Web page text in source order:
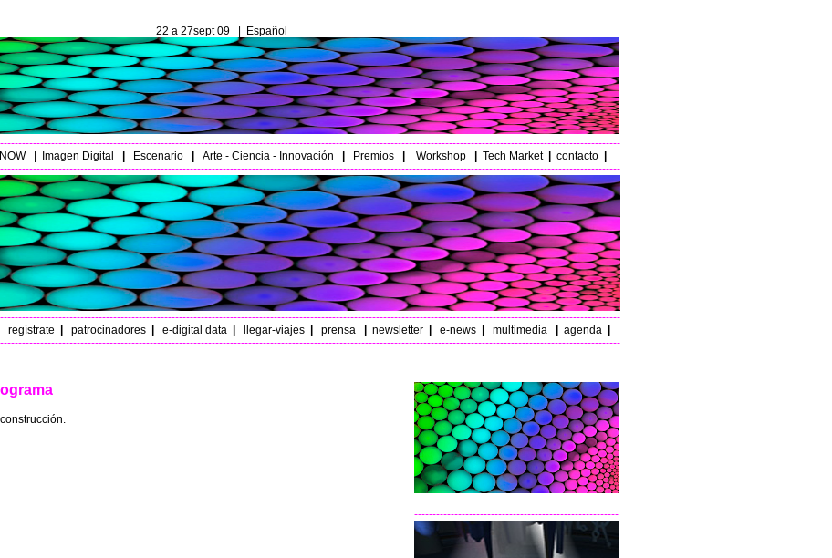
22 a 27sept 09 | Español
Imagen Digital Escenario| Arte - Ciencia - Innovación Premios Workshop Tech Market contacto
regístrate patrocinadores e-digital data llegar-viajes prensa newsletter e-news multimedia agenda
--------------------------------------------------------